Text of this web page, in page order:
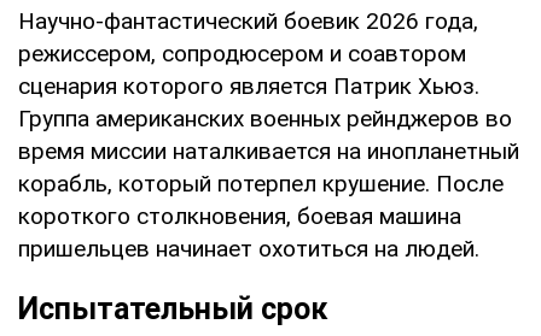
Научно-фантастический боевик 2026 года,
режиссером, сопродюсером и соавтором
сценария которого является Патрик Хьюз.
Группа американских военных рейнджеров во
время миссии наталкивается на инопланетный
корабль, который потерпел крушение. После
короткого столкновения, боевая машина
пришельцев начинает охотиться на людей.
Испытательный срок